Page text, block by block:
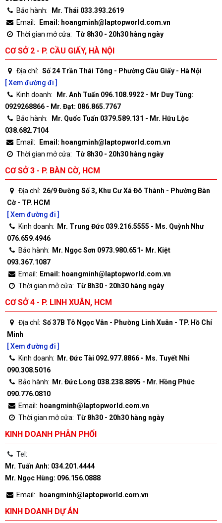
Bảo hành:
Mr. Thái 033.393.2619
Email:
Email: hoangminh@laptopworld.com.vn
Thời gian mở cửa:
Từ 8h30 - 20h30 hàng ngày
CƠ SỞ 2 - P. CẦU GIẤY, HÀ NỘI
Địa chỉ: Số 24 Trần Thái Tông - Phường Cầu Giấy - Hà Nội
[ Xem đường đi ]
Kinh doanh:
Mr. Anh Tuấn 096.108.9922 - Mr Duy Tùng:
0929268866 - Mr. Đạt: 086.865.7767
Bảo hành:
Mr. Quốc Tuấn 0379.589.131 - Mr. Hữu Lộc
038.682.7104
Email:
Email: hoangminh@laptopworld.com.vn
Thời gian mở cửa:
Từ 8h30 - 20h30 hàng ngày
CƠ SỞ 3 - P. BÀN CỜ, HCM
Địa chỉ: 26/9 Đường Số 3, Khu Cư Xá Đô Thành - Phường Bàn
Cờ - TP. HCM
[ Xem đường đi ]
Kinh doanh: Mr. Trung Đức 039.216.5555 - Ms. Quỳnh Như
076.659.4946
Bảo hành: Mr. Ngọc Sơn 0973.980.651- Mr. Kiệt
093.367.1087
Email: Email: hoangminh@laptopworld.com.vn
Thời gian mở cửa: Từ 8h30 - 20h30 hàng ngày
CƠ SỞ 4 - P. LINH XUÂN, HCM
Địa chỉ: Số 37B Tô Ngọc Vân - Phường Linh Xuân - TP. Hồ Chí
Minh
[ Xem đường đi ]
Kinh doanh: Mr. Đức Tài 092.977.8866 - Ms. Tuyết Nhi
090.308.5016
Bảo hành: Mr. Đức Long 038.238.8895 - Mr. Hồng Phúc
090.776.0810
Email: hoangminh@laptopworld.com.vn
Thời gian mở cửa: Từ 8h30 - 20h30 hàng ngày
KINH DOANH PHÂN PHỐI
Tel:
Mr. Tuấn Anh: 034.201.4444
Mr. Ngọc Hùng: 096.156.0888
Email: hoangminh@laptopworld.com.vn
KINH DOANH DỰ ÁN